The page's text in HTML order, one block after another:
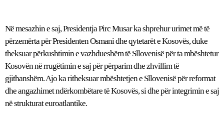
Në mesazhin e saj, Presidentja Pirc Musar ka shprehur urimet më të
përzemërta për Presidenten Osmani dhe qytetarët e Kosovës, duke
theksuar përkushtimin e vazhdueshëm të Sllovenisë për ta mbështetur
Kosovën në rrugëtimin e saj për përparim dhe zhvillim të
gjithanshëm. Ajo ka ritheksuar mbështetjen e Sllovenisë për reformat
dhe angazhimet ndërkombëtare të Kosovës, si dhe për integrimin e saj
në strukturat euroatlantike.